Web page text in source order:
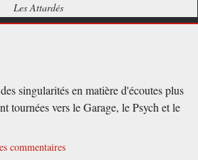
Les Attardés
singularités en matière d'écoutes plus
tournées vers le Garage, le Psych et le
commentaires